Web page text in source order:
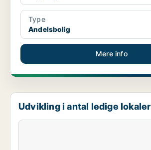
Type
Andelsbolig
Mere info
Udvikling i antal ledige lokaler